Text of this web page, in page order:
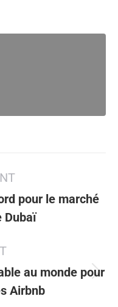
pour le marché
Dubaï
au monde pour
Airbnb